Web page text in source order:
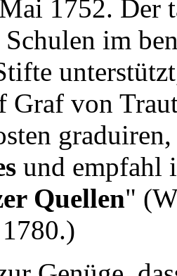
1752. Der
im
Graf von
und empfahl
Quellen"